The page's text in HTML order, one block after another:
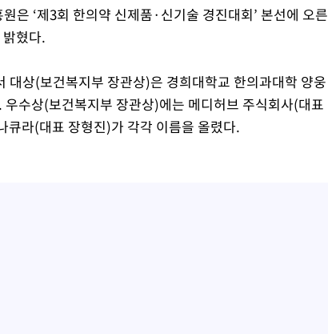
은 ‘제3회 한의약 신제품·신기술 경진대회’ 본선에 오른
혔다.
대상(보건복지부 장관상)은 경희대학교 한의과대학 양웅
우수상(보건복지부 장관상)에는 메디허브 주식회사(대표
라(대표 장형진)가 각각 이름을 올렸다.